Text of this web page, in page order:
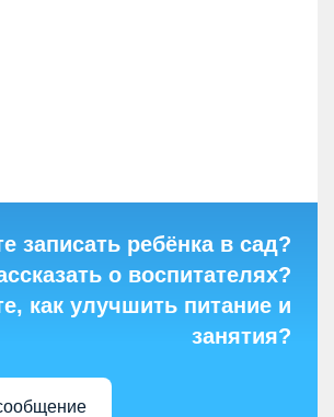
записать ребёнка в сад?
о воспитателях?
как улучшить питание и
занятия?